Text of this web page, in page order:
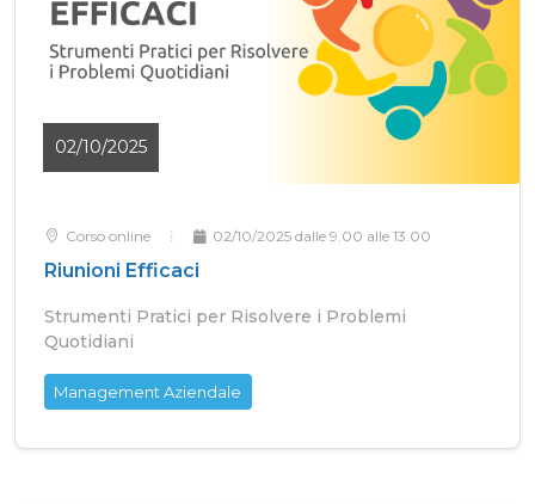
02/10/2025
Corso online 02/10/2025 dalle 9.00 alle 13.00
Riunioni Efficaci
Strumenti Pratici per Risolvere i Problemi
Quotidiani
Management Aziendale